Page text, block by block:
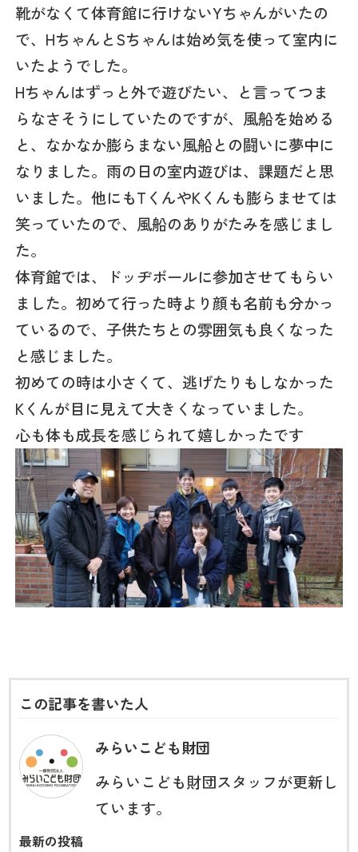
靴がなくて体育館に行けないYちゃんがいたの
で、HちゃんとSちゃんは始め気を使って室内に
いたようでした。
Hちゃんはずっと外で遊びたい、と言ってつま
らなさそうにしていたのですが、風船を始める
と、なかなか膨らまない風船との闘いに夢中に
なりました。雨の日の室内遊びは、課題だと思
いました。他にもTくんやKくんも膨らませては
笑っていたので、風船のありがたみを感じまし
た。
体育館では、ドッヂボールに参加させてもらい
ました。初めて行った時より顔も名前も分かっ
ているので、子供たちとの雰囲気も良くなった
と感じました。
初めての時は小さくて、逃げたりもしなかった
Kくんが目に見えて大きくなっていました。
心も体も成長を感じられて嬉しかったです
この記事を書いた人
みらいこども財団
みらいこども財団スタッフが更新し
ています。
最新の投稿